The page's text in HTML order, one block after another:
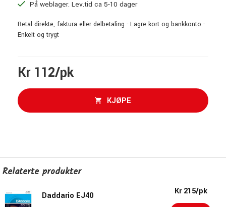
På weblager. Lev.tid ca 5-10 dager
Betal direkte, faktura eller delbetaling - Lagre kort og bankkonto -
Enkelt og trygt
Kr 112/pk
KJØPE
Relaterte produkter
Daddario EJ40 Kr 215/pk